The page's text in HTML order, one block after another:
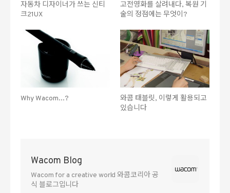
자동차 디자이너가 쓰는 신티
크21UX
고전영화를 살려내다, 복원 기
술의 정점에는 무엇이?
Why Wacom...?
와콤 태블릿, 이렇게 활용되고
있습니다
Wacom Blog
Wacom for a creative world 와콤코리아 공
식 블로그입니다